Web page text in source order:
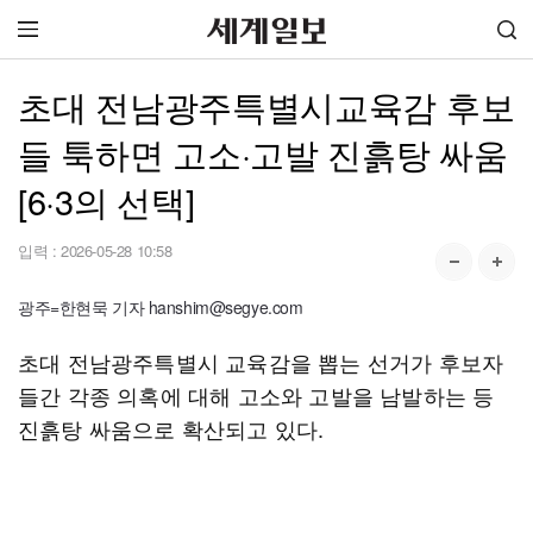
초대 전남광주특별시교육감 후보
들 툭하면 고소·고발 진흙탕 싸움
[6·3의 선택]
입력 : 2026-05-28 10:58
광주=한현묵 기자 hanshim@segye.com
초대 전남광주특별시 교육감을 뽑는 선거가 후보자
들간 각종 의혹에 대해 고소와 고발을 남발하는 등
진흙탕 싸움으로 확산되고 있다.